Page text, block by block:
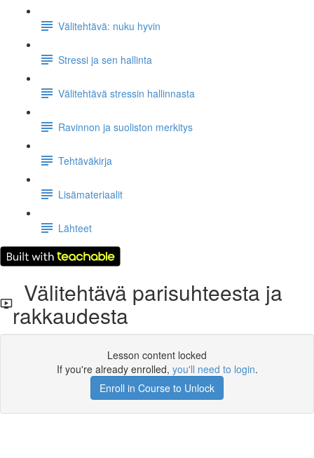
Välitehtävä: nuku hyvin
Stressi ja sen hallinta
Välitehtävä stressin hallinnasta
Ravinnon ja suoliston merkitys
Tehtäväkirja
Lisämateriaalit
Lähteet
Välitehtävä parisuhteesta ja
rakkaudesta
Lesson content locked
If you're already enrolled, you'll need to login.
Enroll in Course to Unlock